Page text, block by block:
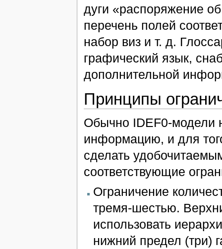
дуги «распоряжение
перечень полей
набор виз и т. д.
графический язык,
дополнительной
Принципы
Обычно IDEF0-модели
информацию, и для
сделать
соответствующие
Ограничение
тремя-шестью.
использовать
нижний предел (три)